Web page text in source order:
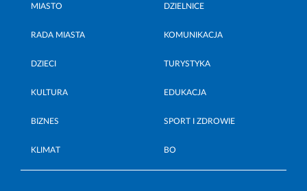
MIASTO DZIELNICE
RADA MIASTA KOMUNIKACJA
DZIECI TURYSTYKA
KULTURA EDUKACJA
BIZNES SPORT I ZDROWIE
KLIMAT BO